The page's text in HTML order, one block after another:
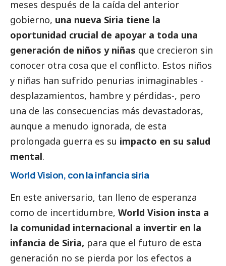
meses después de la caída del anterior
gobierno, una nueva Siria tiene la
oportunidad crucial de apoyar a toda una
generación de niños y niñas que crecieron sin
conocer otra cosa que el conflicto. Estos niños
y niñas han sufrido penurias inimaginables -
desplazamientos, hambre y pérdidas-, pero
una de las consecuencias más devastadoras,
aunque a menudo ignorada, de esta
prolongada guerra es su impacto en su salud
mental.
World Vision, con la infancia siria
En este aniversario, tan lleno de esperanza
como de incertidumbre, World Vision insta a
la comunidad internacional a invertir en la
infancia de Siria, para que el futuro de esta
generación no se pierda por los efectos a